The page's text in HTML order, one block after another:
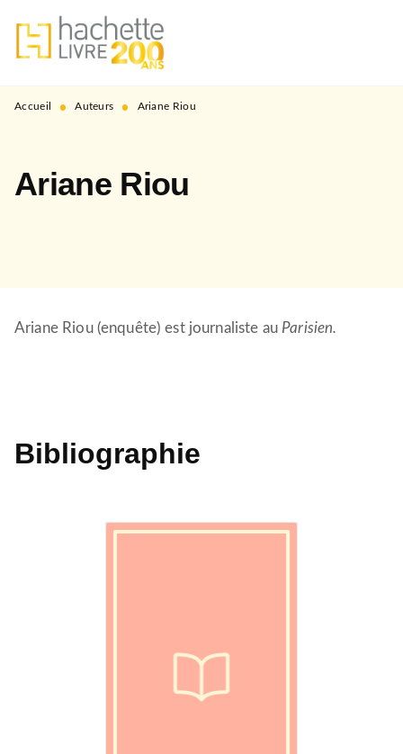
MENU RECHERCHE
PIED DE PAGE
Accueil • Auteurs • Ariane Riou
Ariane Riou
Ariane Riou (enquête) est journaliste au Parisien.
Bibliographie